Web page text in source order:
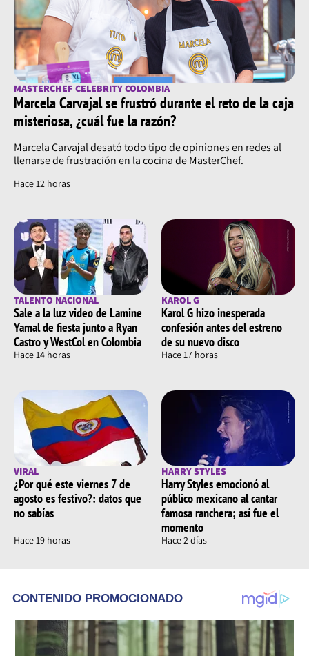
MASTERCHEF CELEBRITY COLOMBIA
Marcela Carvajal se frustró durante el reto de la caja
misteriosa, ¿cuál fue la razón?
Marcela Carvajal desató todo tipo de opiniones en redes al
llenarse de frustración en la cocina de MasterChef.
Hace 12 horas
TALENTO NACIONAL
Sale a la luz video de Lamine
Yamal de fiesta junto a Ryan
Castro y WestCol en Colombia
Hace 14 horas
KAROL G
Karol G hizo inesperada
confesión antes del estreno
de su nuevo disco
Hace 17 horas
VIRAL
¿Por qué este viernes 7 de
agosto es festivo?: datos que
no sabías
Hace 19 horas
HARRY STYLES
Harry Styles emocionó al
público mexicano al cantar
famosa ranchera; así fue el
momento
Hace 2 días